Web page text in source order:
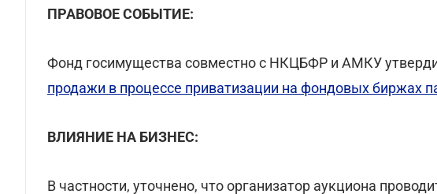
ПРАВОВОЕ СОБЫТИЕ:
Фонд госимущества совместно с НКЦБФР и АМКУ
продажи в процессе приватизации на фондовых биржах
ВЛИЯНИЕ НА БИЗНЕС:
В частности, уточнено, что организатор аукциона